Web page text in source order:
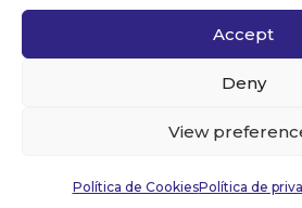
Accept
Deny
View
Política de CookiesPolítica de
Policy
© 2026 WANJIE EUROPE . TODOS